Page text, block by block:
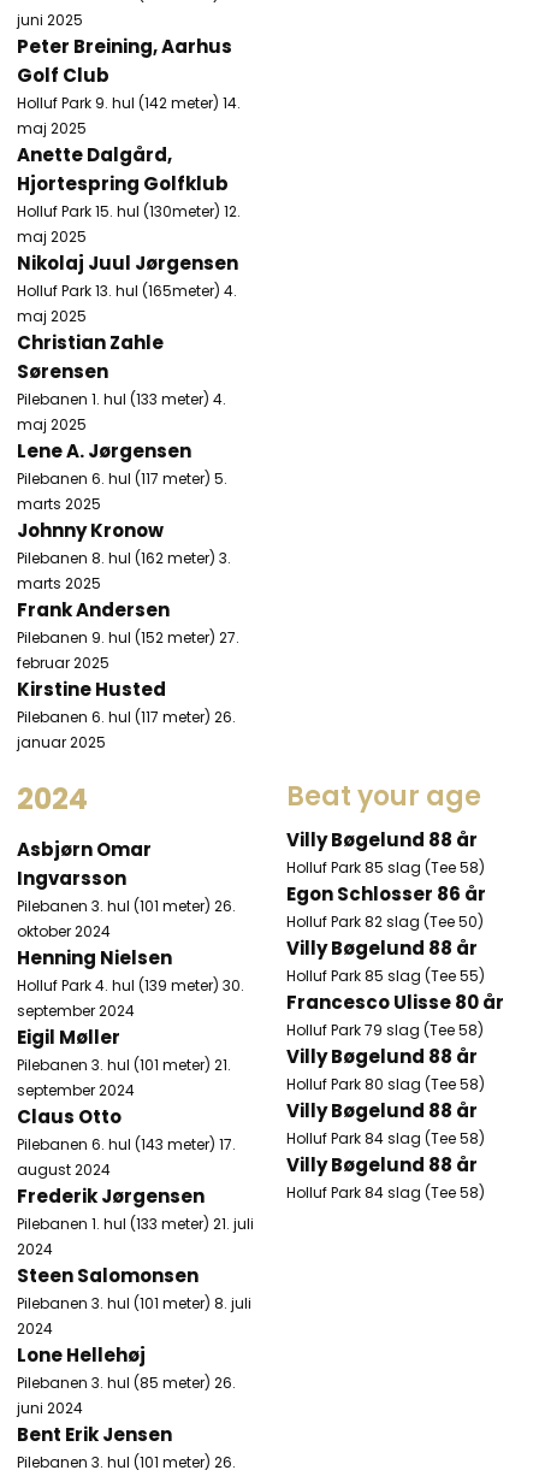
juni 2025
Peter Breining, Aarhus
Golf Club
Holluf Park 9. hul (142 meter) 14.
maj 2025
Anette Dalgård,
Hjortespring Golfklub
Holluf Park 15. hul (130meter) 12.
maj 2025
Nikolaj Juul Jørgensen
Holluf Park 13. hul (165meter) 4.
maj 2025
Christian Zahle
Sørensen
Pilebanen 1. hul (133 meter) 4.
maj 2025​
Lene A. Jørgensen
Pilebanen 6. hul (117 meter) 5.
marts 2025
Johnny Kronow
Pilebanen 8. hul (162 meter) 3.
marts 2025​
Frank Andersen
Pilebanen 9. hul (152 meter) 27.
februar 2025​
​Kirstine Husted​
Pilebanen 6. hul (117 meter) 26.
januar 2025​
2024
Asbjørn Omar
Ingvarsson
Pilebanen 3. hul (101 meter) 26.
oktober 2024​
Henning Nielsen
Holluf Park 4. hul (139 meter) 30.
september 2024
Eigil Møller
Pilebanen 3. hul (101 meter) 21.
september 2024
Claus Otto
Pilebanen 6. hul (143 meter) 17.
august 2024
Frederik Jørgensen
Pilebanen 1. hul (133 meter) 21. juli
2024
Steen Salomonsen
Pilebanen 3. hul (101 meter) 8. juli
2024
Lone Hellehøj
Pilebanen 3. hul (85 meter) 26.
juni 2024
Bent Erik Jensen
Pilebanen 3. hul (101 meter) 26.
Beat your age​
Villy Bøgelund 88 år
Holluf Park​ 85 slag (Tee 58)
Egon Schlosser 86 år
Holluf Park​ 82 slag (Tee 50)
Villy Bøgelund 88 år
Holluf Park​ 85 slag (Tee 55)
Francesco Ulisse 80 år
Holluf Park​ 79 slag (Tee 58)
Villy Bøgelund 88 år
Holluf Park​ 80 slag (Tee 58)
Villy Bøgelund 88 år
Holluf Park​ 84 slag (Tee 58)
Villy Bøgelund 88 år
Holluf Park​ 84 slag (Tee 58)